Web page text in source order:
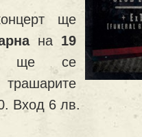
ще
на 19
ще се
Вход 6 лв.